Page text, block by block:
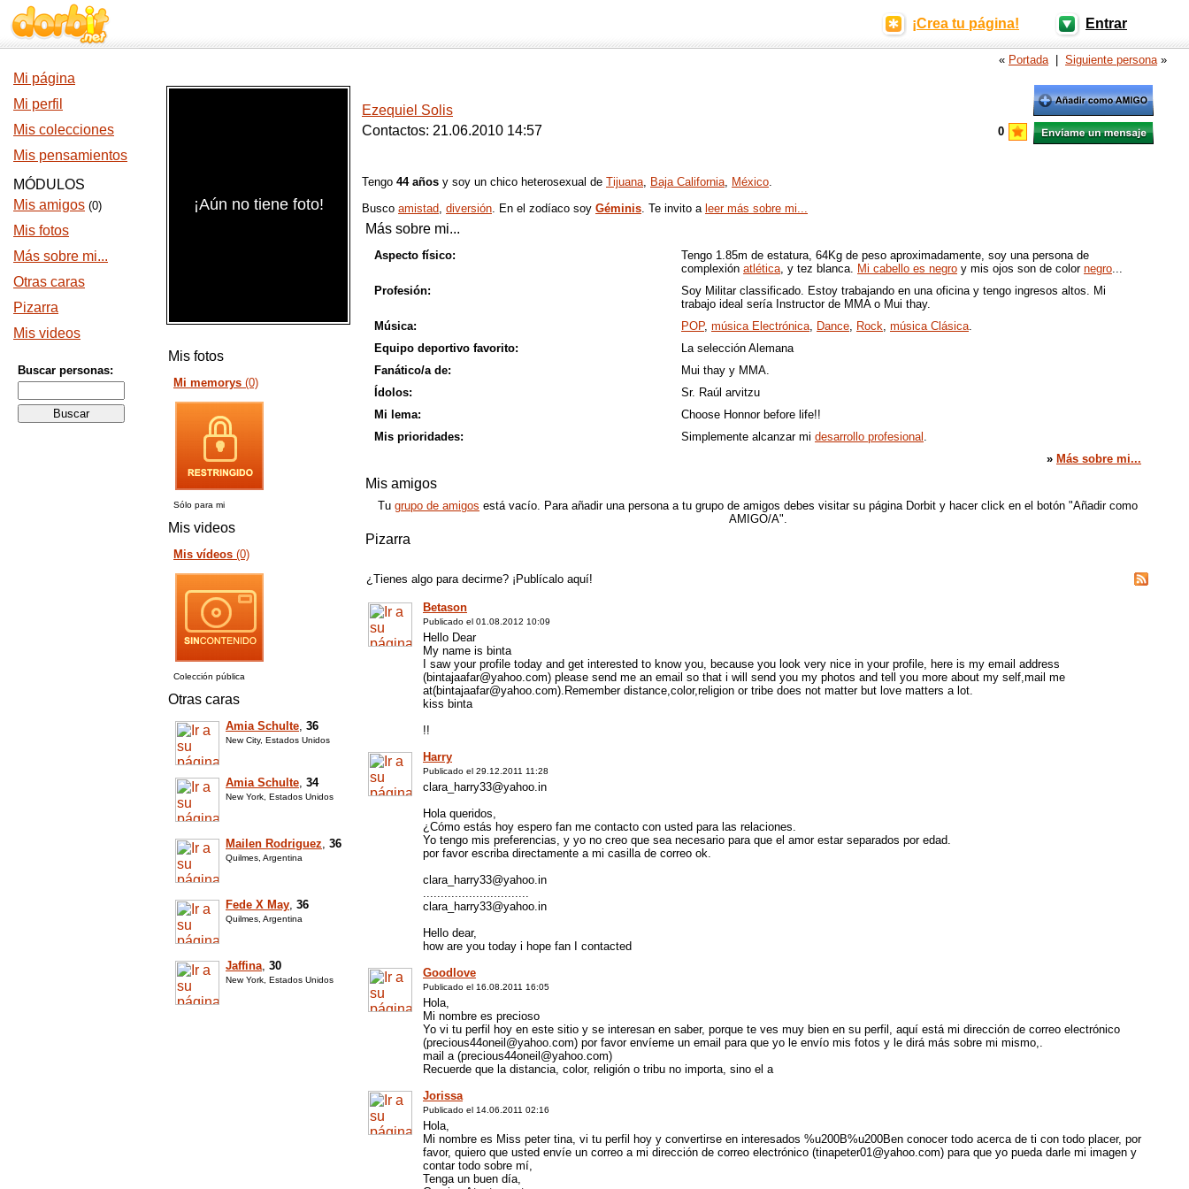
¡Crea tu página! Entrar
« Portada| Siguiente persona»
Mi página
Mi perfil
Mis colecciones
Mis pensamientos
MÓDULOS
Mis amigos (0)
Mis fotos
Más sobre mi...
Otras caras
Pizarra
Mis videos
Buscar personas:
¡Aún no tiene foto!
Mis fotos
Mi memorys (0)
Sólo para mi
Mis videos
Mis vídeos (0)
Colección pública
Otras caras
Amia Schulte, 36
New City, Estados Unidos
Amia Schulte, 34
New York, Estados Unidos
Mailen Rodriguez, 36
Quilmes, Argentina
Fede X May, 36
Quilmes, Argentina
Jaffina, 30
New York, Estados Unidos
Ezequiel Solis
Contactos: 21.06.2010 14:57
0
Tengo 44 años y soy un chico heterosexual de Tijuana, Baja California, México.
Busco amistad, diversión. En el zodíaco soy Géminis. Te invito a leer más sobre mi...
Más sobre mi...
Aspecto físico:
Tengo 1.85m de estatura, 64Kg de peso aproximadamente, soy una persona de
complexión atlética, y tez blanca. Mi cabello es negro y mis ojos son de color negro...
Profesión:
Soy Militar classificado. Estoy trabajando en una oficina y tengo ingresos altos. Mi
trabajo ideal sería Instructor de MMA o Mui thay.
Música:
POP, música Electrónica, Dance, Rock, música Clásica.
Equipo deportivo favorito:
La selección Alemana
Fanático/a de:
Mui thay y MMA.
Ídolos:
Sr. Raúl arvitzu
Mi lema:
Choose Honnor before life!!
Mis prioridades:
Simplemente alcanzar mi desarrollo profesional .
» Más sobre mi...
Mis amigos
Tu grupo de amigos está vacío. Para añadir una persona a tu grupo de amigos debes visitar su página Dorbit y hacer click en el botón "Añadir como
AMIGO/A".
Pizarra
¿Tienes algo para decirme? ¡Publícalo aquí!
Betason
Publicado el 01.08.2012 10:09
Hello Dear
My name is binta
I saw your profile today and get interested to know you, because you look very nice in your profile, here is my email address
(bintajaafar@yahoo.com) please send me an email so that i will send you my photos and tell you more about my self,mail me
at(bintajaafar@yahoo.com).Remember distance,color,religion or tribe does not matter but love matters a lot.
kiss binta
!!
Harry
Publicado el 29.12.2011 11:28
clara_harry33@yahoo.in
Hola queridos,
¿Cómo estás hoy espero fan me contacto con usted para las relaciones.
Yo tengo mis preferencias, y yo no creo que sea necesario para que el amor estar separados por edad.
por favor escriba directamente a mi casilla de correo ok.
clara_harry33@yahoo.in
..............................
clara_harry33@yahoo.in
Hello dear,
how are you today i hope fan I contacted
Goodlove
Publicado el 16.08.2011 16:05
Hola,
Mi nombre es precioso
Yo vi tu perfil hoy en este sitio y se interesan en saber, porque te ves muy bien en su perfil, aquí está mi dirección de correo electrónico
(precious44oneil@yahoo.com) por favor envíeme un email para que yo le envío mis fotos y le dirá más sobre mi mismo,.
mail a (precious44oneil@yahoo.com)
Recuerde que la distancia, color, religión o tribu no importa, sino el a
Jorissa
Publicado el 14.06.2011 02:16
Hola,
Mi nombre es Miss peter tina, vi tu perfil hoy y convertirse en interesados %u200B%u200Ben conocer todo acerca de ti con todo placer, por
favor, quiero que usted envíe un correo a mi dirección de correo electrónico (tinapeter01@yahoo.com) para que yo pueda darle mi imagen y
contar todo sobre mí,
Tenga un buen día,